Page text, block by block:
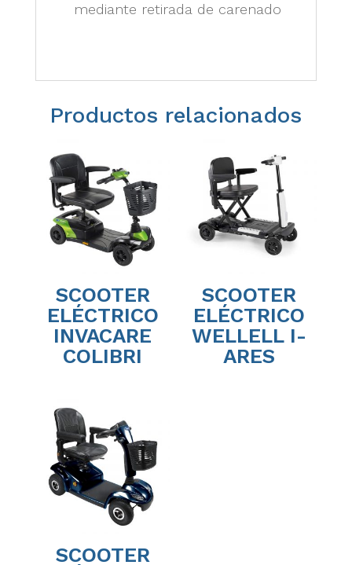
mediante retirada de carenado
Productos relacionados
SCOOTER
ELÉCTRICO
INVACARE
COLIBRI
SCOOTER
ELÉCTRICO
WELLELL I-
ARES
SCOOTER